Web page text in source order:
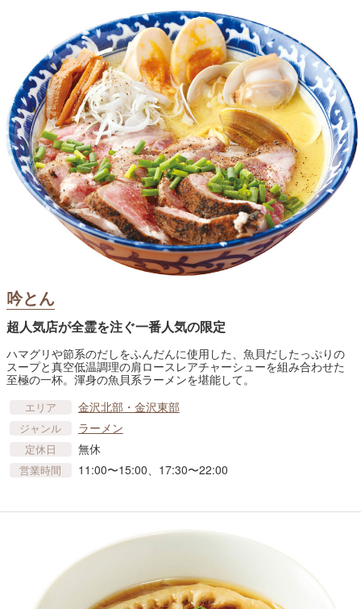
吟とん
超人気店が全霊を注ぐ一番人気の限定
ハマグリや節系のだしをふんだんに使用した、魚貝だしたっぷりの
スープと真空低温調理の肩ロースレアチャーシューを組み合わせた
至極の一杯。渾身の魚貝系ラーメンを堪能して。
エリア 金沢北部・金沢東部
ジャンル ラーメン
定休日 無休
営業時間 11:00〜15:00、17:30〜22:00